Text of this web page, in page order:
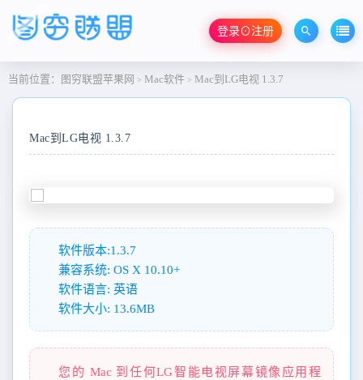
登录⊙注册
当前位置： 图穷联盟苹果网 > Mac软件 > Mac到LG电视 1.3.7
Mac到LG电视 1.3.7
软件版本:1.3.7
兼容系统: OS X 10.10+
软件语言: 英语
软件大小: 13.6MB
您的 Mac 到任何LG智能电视屏幕镜像应用程